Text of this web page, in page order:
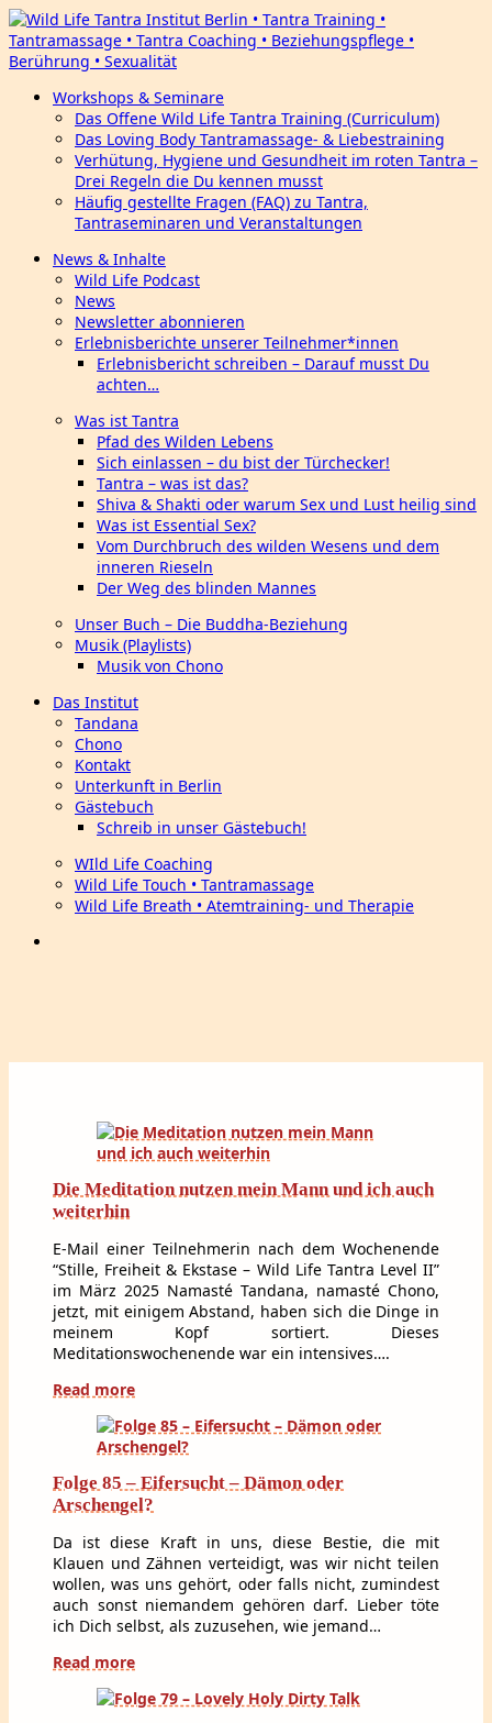
Workshops & Seminare
Das Offene Wild Life Tantra Training (Curriculum)
Das Loving Body Tantramassage- & Liebestraining
Verhütung, Hygiene und Gesundheit im roten Tantra –
Drei Regeln die Du kennen musst
Häufig gestellte Fragen (FAQ) zu Tantra,
Tantraseminaren und Veranstaltungen
News & Inhalte
Wild Life Podcast
News
Newsletter abonnieren
Erlebnisberichte unserer Teilnehmer*innen
Erlebnisbericht schreiben – Darauf musst Du
achten…
Was ist Tantra
Pfad des Wilden Lebens
Sich einlassen – du bist der Türchecker!
Tantra – was ist das?
Shiva & Shakti oder warum Sex und Lust heilig sind
Was ist Essential Sex?
Vom Durchbruch des wilden Wesens und dem
inneren Rieseln
Der Weg des blinden Mannes
Unser Buch – Die Buddha-Beziehung
Musik (Playlists)
Musik von Chono
Das Institut
Tandana
Chono
Kontakt
Unterkunft in Berlin
Gästebuch
Schreib in unser Gästebuch!
WIld Life Coaching
Wild Life Touch • Tantramassage
Wild Life Breath • Atemtraining- und Therapie
Die Meditation nutzen mein Mann und ich auch
weiterhin
E-Mail einer Teilnehmerin nach dem Wochenende
“Stille, Freiheit & Ekstase – Wild Life Tantra Level II”
im März 2025 Namasté Tandana, namasté Chono,
jetzt, mit einigem Abstand, haben sich die Dinge in
meinem Kopf sortiert. Dieses
Meditationswochenende war ein intensives….
Read more
Folge 85 – Eifersucht – Dämon oder
Arschengel?
Da ist diese Kraft in uns, diese Bestie, die mit
Klauen und Zähnen verteidigt, was wir nicht teilen
wollen, was uns gehört, oder falls nicht, zumindest
auch sonst niemandem gehören darf. Lieber töte
ich Dich selbst, als zuzusehen, wie jemand…
Read more